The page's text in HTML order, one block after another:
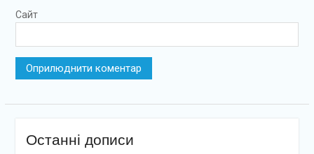
Сайт
Останні дописи